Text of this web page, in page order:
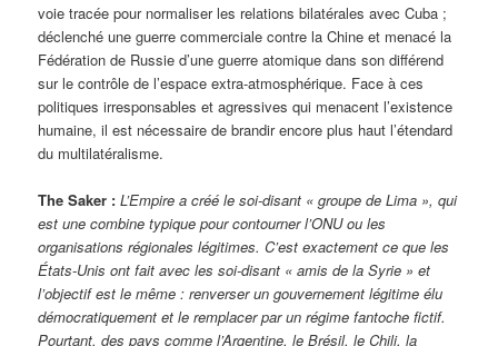
voie tracée pour normaliser les relations bilatérales avec Cuba ;
déclenché une guerre commerciale contre la Chine et menacé la
Fédération de Russie d’une guerre atomique dans son différend
sur le contrôle de l’espace extra-atmosphérique. Face à ces
politiques irresponsables et agressives qui menacent l’existence
humaine, il est nécessaire de brandir encore plus haut l’étendard
du multilatéralisme.
The Saker : L’Empire a créé le soi-disant « groupe de Lima », qui
est une combine typique pour contourner l’ONU ou les
organisations régionales légitimes. C’est exactement ce que les
États-Unis ont fait avec les soi-disant « amis de la Syrie » et
l’objectif est le même : renverser un gouvernement légitime élu
démocratiquement et le remplacer par un régime fantoche fictif.
Pourtant, des pays comme l’Argentine, le Brésil, le Chili, la